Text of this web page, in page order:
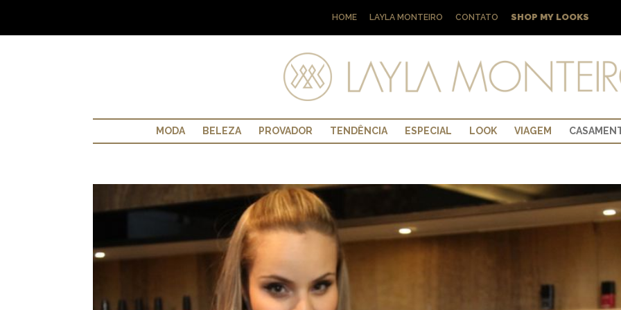
HOME LAYLA MONTEIRO CONTATO SHOP MY LOOKS
MODA BELEZA PROVADOR TENDÊNCIA ESPECIAL LOOK VIAGEM